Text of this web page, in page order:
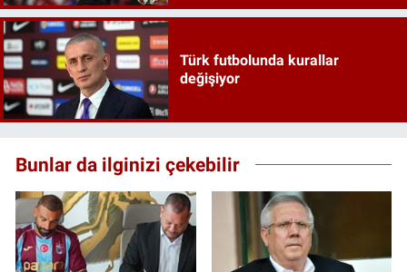
Türk futbolunda kurallar
değişiyor
Bunlar da ilginizi çekebilir